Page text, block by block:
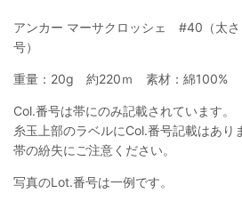
アンカー マーサクロッシェ #40（太
号）
重量：20g 約220ｍ 素材：綿100%
Col.番号は帯にのみ記載されています。
糸玉上部のラベルにCol.番号記載はあり
帯の紛失にご注意ください。
写真のLot.番号は一例です。